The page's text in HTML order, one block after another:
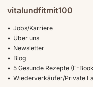
vitalundfitmit100
Jobs/Karriere
Über uns
Newsletter
Blog
5 Gesunde Rezepte (E-
Wiederverkäufer/Private